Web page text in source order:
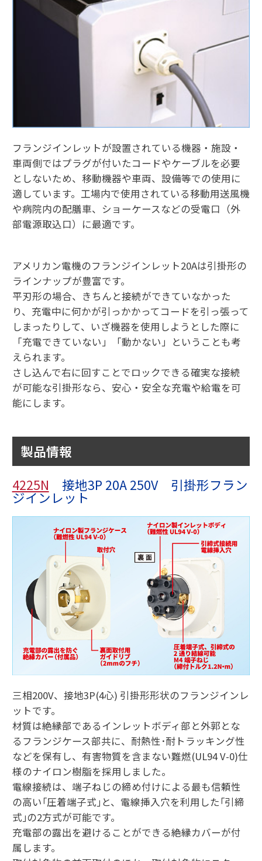
フランジインレットが設置されている機器・施設・
車両側ではプラグが付いたコードやケーブルを必要
としないため、移動機器や車両、設備等での使用に
適しています。工場内で使用されている移動用送風機
や病院内の配膳車、ショーケースなどの受電口（外
部電源取込口）に最適です。
アメリカン電機のフランジインレット20Aは引掛形の
ラインナップが豊富です。
平刃形の場合、きちんと接続ができていなかった
り、充電中に何かが引っかかってコードを引っ張って
しまったりして、いざ機器を使用しようとした際に
「充電できていない」「動かない」ということも考
えられます。
さし込んで右に回すことでロックできる確実な接続
が可能な引掛形なら、安心・安全な充電や給電を可
能にします。
製品情報
4225N 接地3P 20A 250V 引掛形フラン
ジインレット
三相200V、接地3P(4心) 引掛形形状のフランジインレ
ットです。
材質は絶縁部であるインレットボディ部と外郭とな
るフランジケース部共に、耐熱性･耐トラッキング性
などを保有し、有害物質を含まない難燃(UL94 V-0)仕
様のナイロン樹脂を採用しました。
電線接続は、端子ねじの締め付けによる最も信頼性
の高い｢圧着端子式｣と、電線挿入穴を利用した｢引締
式｣の2方式が可能です。
充電部の露出を避けることができる絶縁カバーが付
属します。